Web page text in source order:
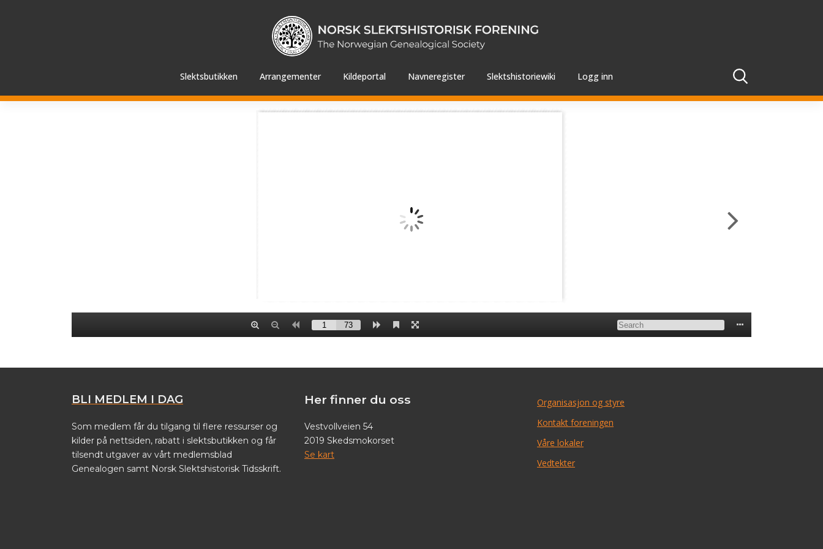
Slektsbutikken Arrangementer Kildeportal Navneregister Slektshistoriewiki Logg inn
BLI MEDLEM I DAG
Som medlem får du tilgang til flere ressurser og
kilder på nettsiden, rabatt i slektsbutikken og får
tilsendt utgaver av vårt medlemsblad
Genealogen samt Norsk Slektshistorisk Tidsskrift.
Her finner du oss
Vestvollveien 54
2019 Skedsmokorset
Se kart
Organisasjon og styre
Kontakt foreningen
Våre lokaler
Vedtekter